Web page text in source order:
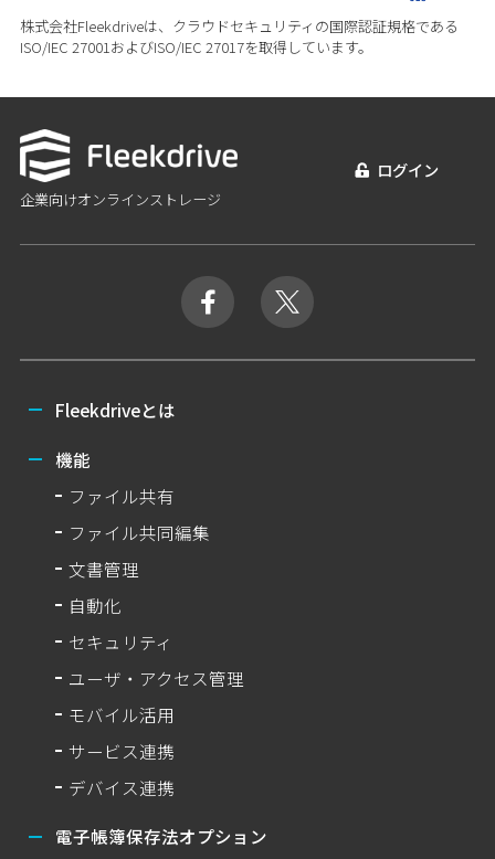
株式会社Fleekdriveは、クラウドセキュリティの国際認証規格である
ISO/IEC 27001およびISO/IEC 27017を取得しています。
企業向けオンラインストレージ
ログイン
Fleekdriveとは
機能
ファイル共有
ファイル共同編集
文書管理
自動化
セキュリティ
ユーザ・アクセス管理
モバイル活用
サービス連携
デバイス連携
電子帳簿保存法オプション